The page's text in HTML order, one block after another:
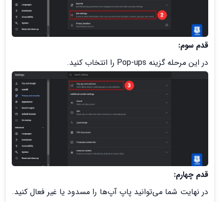
قدم سوم:
در این مرحله گزینه Pop-ups را انتخاب کنید.
قدم چهارم:
در نهایت شما می‌توانید پاپ آپ‌ها را مسدود یا غیر فعال کنید.